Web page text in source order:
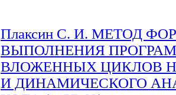
Плаксин С. И. МЕТОД
ВЫПОЛНЕНИЯ
ВЛОЖЕННЫХ ЦИКЛОВ
И ДИНАМИЧЕСКОГО